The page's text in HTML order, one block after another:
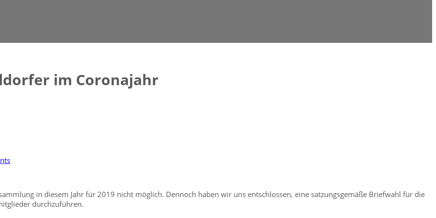
im Coronajahr
in diesem Jahr für 2019 nicht möglich. Dennoch haben wir uns entschlossen, eine satzungsgemäße Briefwahl für die
durchzuführen.